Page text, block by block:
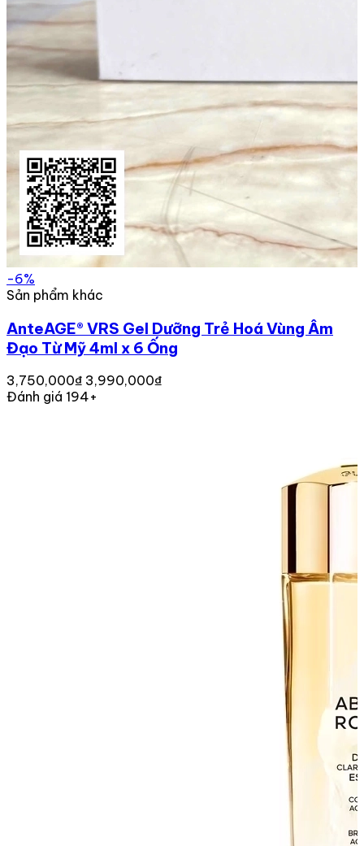
-6%
Sản phẩm khác
AnteAGE® VRS Gel Dưỡng Trẻ Hoá Vùng Âm
Đạo Từ Mỹ 4ml x 6 Ống
3,750,000₫ 3,990,000₫
Đánh giá 194+